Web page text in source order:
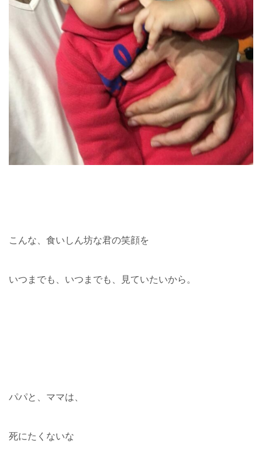
こんな、食いしん坊な君の笑顔を
いつまでも、いつまでも、見ていたいから。
パパと、ママは、
死にたくないな